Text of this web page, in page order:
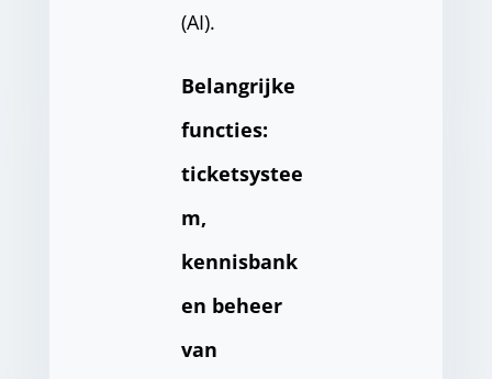
(AI).
Belangrijke
functies:
ticketsystee
m,
kennisbank
en beheer
van